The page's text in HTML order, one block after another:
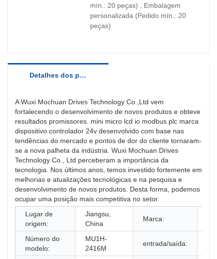
mín.: 20 peças) , Embalagem
personalizada (Pedido mín.: 20
peças)
Detalhes dos produtos
A Wuxi Mochuan Drives Technology Co.,Ltd vem
fortalecendo o desenvolvimento de novos produtos e obteve
resultados promissores. mini micro lcd io modbus plc marca
dispositivo controlador 24v desenvolvido com base nas
tendências do mercado e pontos de dor do cliente tornaram-
se a nova palheta da indústria. Wuxi Mochuan Drives
Technology Co., Ltd perceberam a importância da
tecnologia. Nos últimos anos, temos investido fortemente em
melhorias e atualizações tecnológicas e na pesquisa e
desenvolvimento de novos produtos. Desta forma, podemos
ocupar uma posição mais competitiva no setor.
Lugar de
origem:
Jiangsu,
China
Marca:
Número do
modelo:
MU1H-
2416M
entrada/saída: